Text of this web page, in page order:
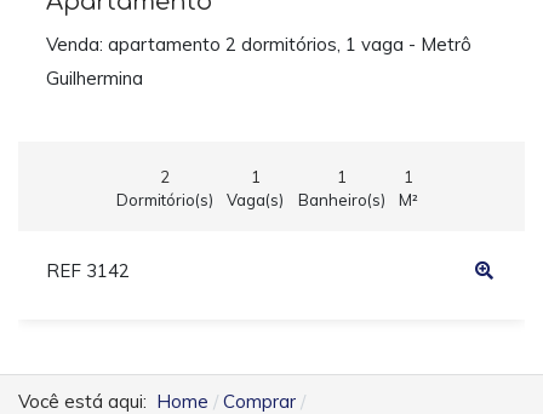
Venda: apartamento 2 dormitórios, 1 vaga - Metrô
Guilhermina
2
Dormitório(s)
1
Vaga(s)
1
Banheiro(s)
1
M²
REF 3142
Você está aqui: Home
Comprar